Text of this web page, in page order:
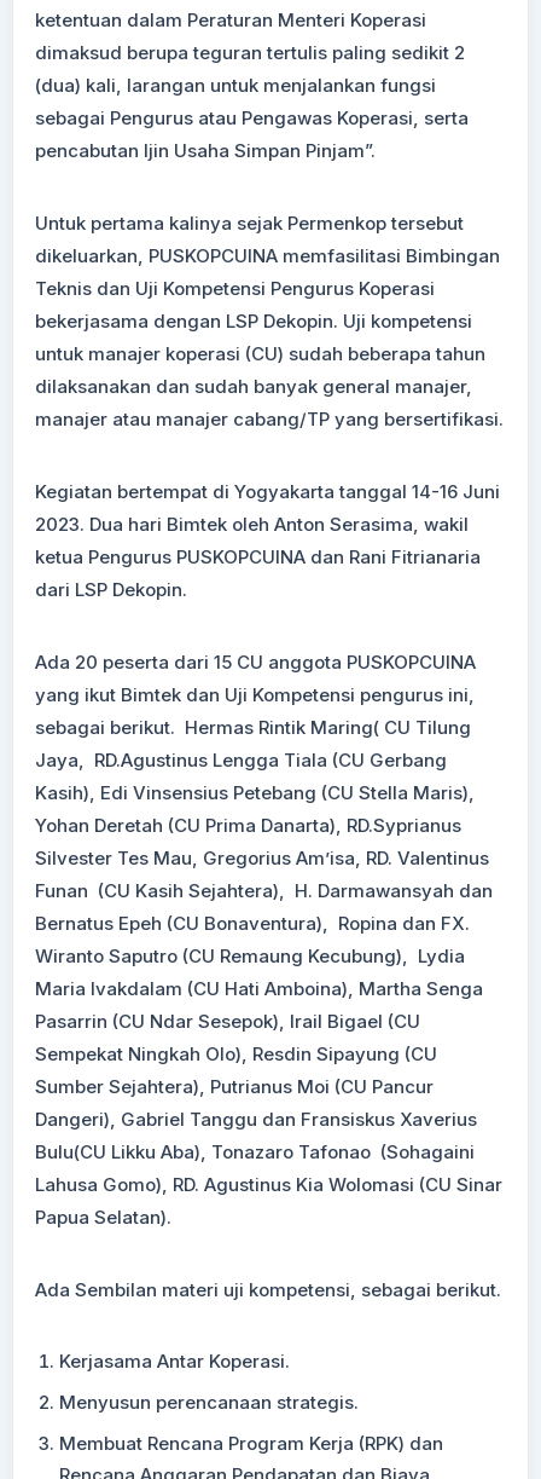
ketentuan dalam Peraturan Menteri Koperasi
dimaksud berupa teguran tertulis paling sedikit 2
(dua) kali, larangan untuk menjalankan fungsi
sebagai Pengurus atau Pengawas Koperasi, ‎serta
pencabutan Ijin Usaha Simpan Pinjam”.
Untuk pertama kalinya sejak Permenkop tersebut
dikeluarkan, PUSKOPCUINA memfasilitasi Bimbingan
Teknis dan Uji Kompetensi Pengurus Koperasi
bekerjasama dengan LSP Dekopin. Uji kompetensi
untuk manajer koperasi (CU) sudah beberapa tahun
dilaksanakan dan sudah banyak general manajer,
manajer atau manajer cabang/TP yang bersertifikasi.
Kegiatan bertempat di Yogyakarta tanggal 14-16 Juni
2023. Dua hari Bimtek oleh Anton Serasima, wakil
ketua Pengurus PUSKOPCUINA dan Rani Fitrianaria
dari LSP Dekopin.
Ada 20 peserta dari 15 CU anggota PUSKOPCUINA
yang ikut Bimtek dan Uji Kompetensi pengurus ini,
sebagai berikut. Hermas Rintik Maring( CU Tilung
Jaya, RD.Agustinus Lengga Tiala (CU Gerbang
Kasih), Edi Vinsensius Petebang (CU Stella Maris),
Yohan Deretah (CU Prima Danarta), RD.Syprianus
Silvester Tes Mau, Gregorius Am’isa, RD. Valentinus
Funan (CU Kasih Sejahtera), H. Darmawansyah dan
Bernatus Epeh (CU Bonaventura), Ropina dan FX.
Wiranto Saputro (CU Remaung Kecubung), Lydia
Maria Ivakdalam (CU Hati Amboina), Martha Senga
Pasarrin (CU Ndar Sesepok), Irail Bigael (CU
Sempekat Ningkah Olo), Resdin Sipayung (CU
Sumber Sejahtera), Putrianus Moi (CU Pancur
Dangeri), Gabriel Tanggu dan Fransiskus Xaverius
Bulu(CU Likku Aba), Tonazaro Tafonao (Sohagaini
Lahusa Gomo), RD. Agustinus Kia Wolomasi (CU Sinar
Papua Selatan).
Ada Sembilan materi uji kompetensi, sebagai berikut.
Kerjasama Antar Koperasi.
Menyusun perencanaan strategis.
Membuat Rencana Program Kerja (RPK) dan
Rencana Anggaran Pendapatan dan Biaya